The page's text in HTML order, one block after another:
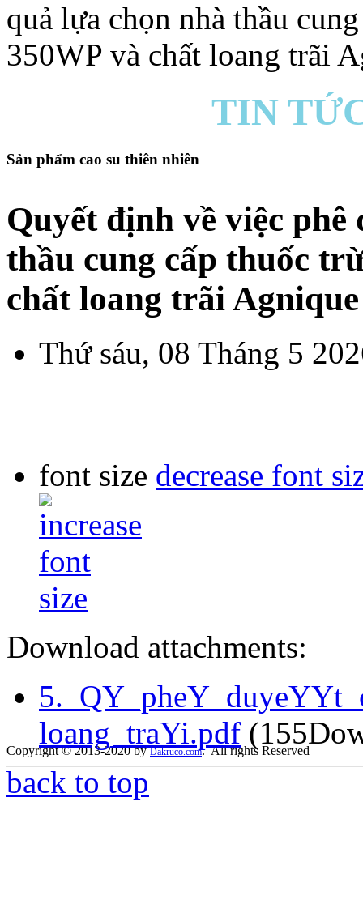
quả lựa chọn nhà thầu
350WP và chất loang trãi
TIN
Sản phẩm cao su thiên nhiên
Quyết định về việc
thầu cung cấp thuốc
chất loang trãi
Thứ sáu, 08 Tháng 5
font size decrease font
Download attachments:
loang_traYi.pdf
back to top
Copyright © 2013-2020 byDakruco.com. All rights Reserved